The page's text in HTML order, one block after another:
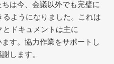
ちは今、会議以外でも完璧に
ようになりました。これは
ドキュメントは主に
す。協力作業をサポートし
します。